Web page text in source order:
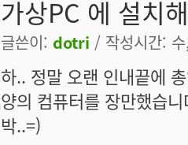
가상PC 에 설치
글쓴이: dotri / 작성시간:
하.. 정말 오랜 인내끝에
양의 컴퓨터를 장만했습
박..=)